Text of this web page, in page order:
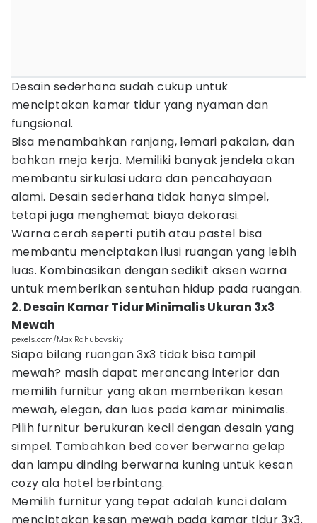
Desain sederhana sudah cukup untuk
menciptakan kamar tidur yang nyaman dan
fungsional.
Bisa menambahkan ranjang, lemari pakaian, dan
bahkan meja kerja. Memiliki banyak jendela akan
membantu sirkulasi udara dan pencahayaan
alami. Desain sederhana tidak hanya simpel,
tetapi juga menghemat biaya dekorasi.
Warna cerah seperti putih atau pastel bisa
membantu menciptakan ilusi ruangan yang lebih
luas. Kombinasikan dengan sedikit aksen warna
untuk memberikan sentuhan hidup pada ruangan.
2. Desain Kamar Tidur Minimalis Ukuran 3x3
Mewah
pexels.com/Max Rahubovskiy
Siapa bilang ruangan 3x3 tidak bisa tampil
mewah? masih dapat merancang interior dan
memilih furnitur yang akan memberikan kesan
mewah, elegan, dan luas pada kamar minimalis.
Pilih furnitur berukuran kecil dengan desain yang
simpel. Tambahkan bed cover berwarna gelap
dan lampu dinding berwarna kuning untuk kesan
cozy ala hotel berbintang.
Memilih furnitur yang tepat adalah kunci dalam